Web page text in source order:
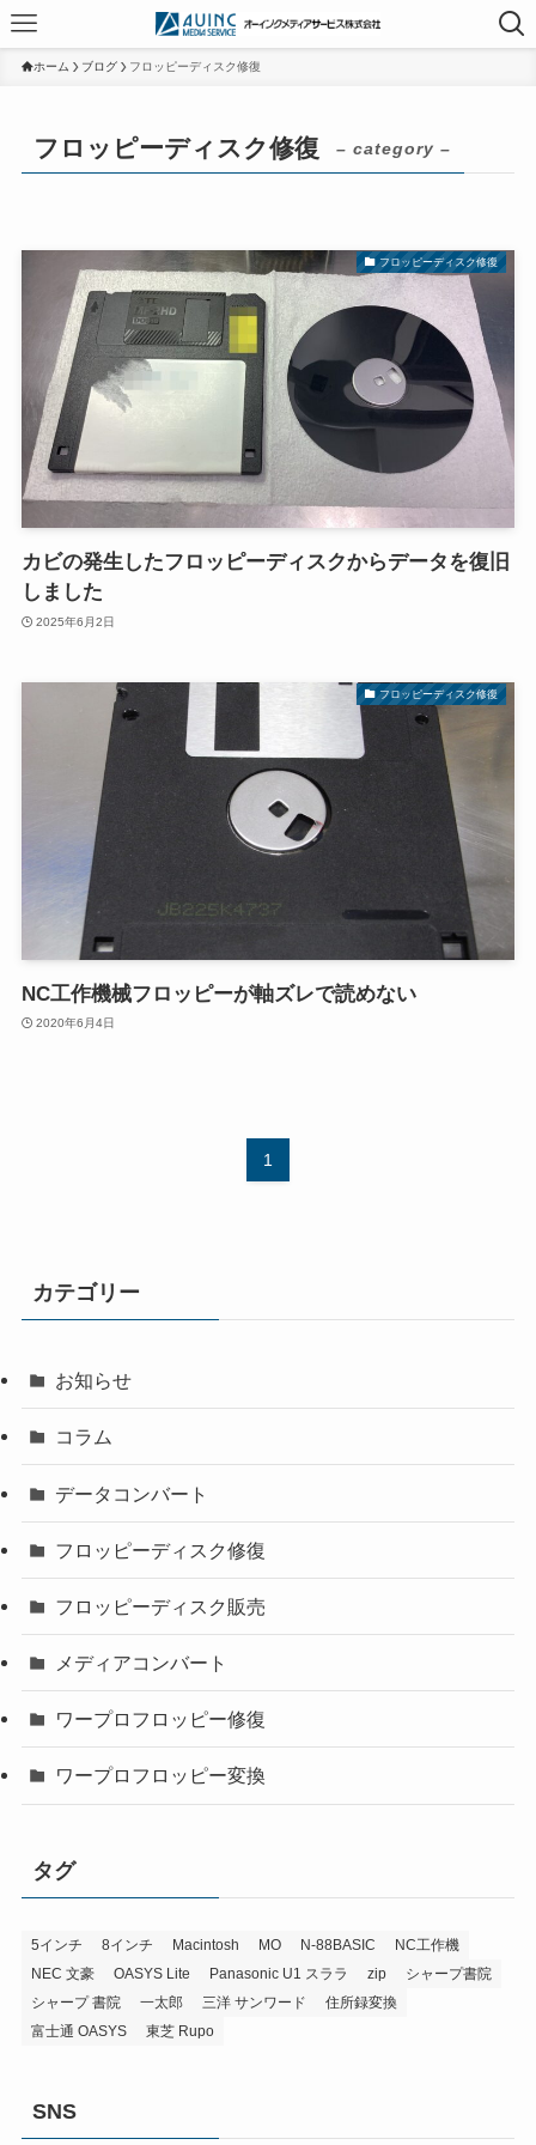
ホーム ブログ フロッピーディスク修復
フロッピーディスク修復 – category –
フロッピーディスク修復
カビの発生したフロッピーディスクからデータを復旧
しました
2025年6月2日
フロッピーディスク修復
NC工作機械フロッピーが軸ズレで読めない
2020年6月4日
1
カテゴリー
お知らせ
コラム
データコンバート
フロッピーディスク修復
フロッピーディスク販売
メディアコンバート
ワープロフロッピー修復
ワープロフロッピー変換
タグ
5インチ 8インチ Macintosh MO N-88BASIC
NC工作機
NEC 文豪
OASYS Lite Panasonic U1 スララ zip
シャープ書院
シャープ 書院
一太郎 三洋 サンワード
住所録変換
富士通 OASYS
東芝 Rupo
SNS